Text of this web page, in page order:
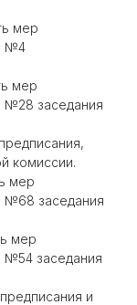
мер
№4
мер
№28 заседания
комиссии.
мер
№68 заседания
мер
№54 заседания
и